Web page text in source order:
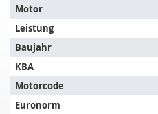
auf
folgende
Fahrzeuge:
Motor
Leistung
Baujahr
KBA
Motorcode
Euronorm